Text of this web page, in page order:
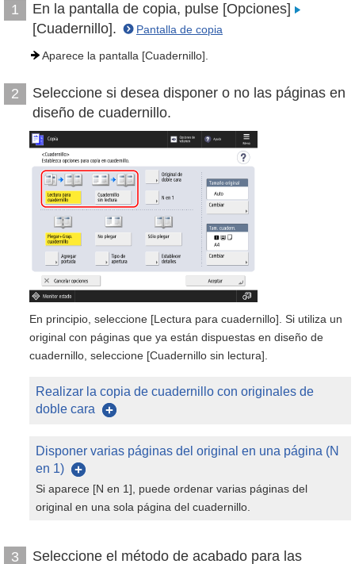
1
En la pantalla de copia, pulse [Opciones]
[Cuadernillo].
Pantalla de copia
Aparece la pantalla [Cuadernillo].
2
Seleccione si desea disponer o no las páginas en
diseño de cuadernillo.
En principio, seleccione [Lectura para cuadernillo]. Si utiliza un
original con páginas que ya están dispuestas en diseño de
cuadernillo, seleccione [Cuadernillo sin lectura].
Realizar la copia de cuadernillo con originales de
doble cara
Disponer varias páginas del original en una página (N
en 1)
Si aparece [N en 1], puede ordenar varias páginas del
original en una sola página del cuadernillo.
3 Seleccione el método de acabado para las